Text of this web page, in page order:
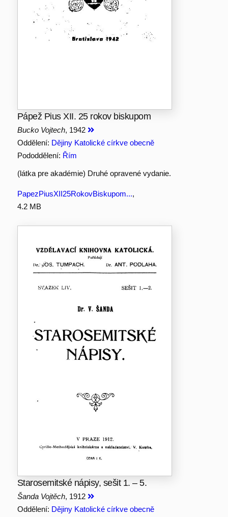
Pápež Pius XII. 25 rokov biskupom
Bucko Vojtech, 1942
Oddělení: Dějiny Katolické církve obecně
Pododdělení: Řím
(látka pre akadémie) Druhé opravené vydanie.
PapezPiusXII25RokovBiskupom...,
4.2 MB
Starosemitské nápisy, sešit 1. – 5.
Šanda Vojtěch, 1912
Oddělení: Dějiny Katolické církve obecně